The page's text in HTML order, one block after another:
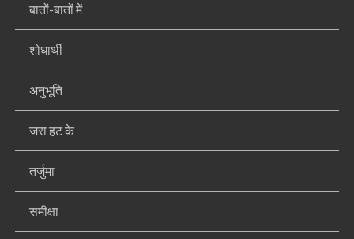
बातों-बातों में
शोधार्थी
अनुभूति
जरा हट के
तर्जुमा
समीक्षा